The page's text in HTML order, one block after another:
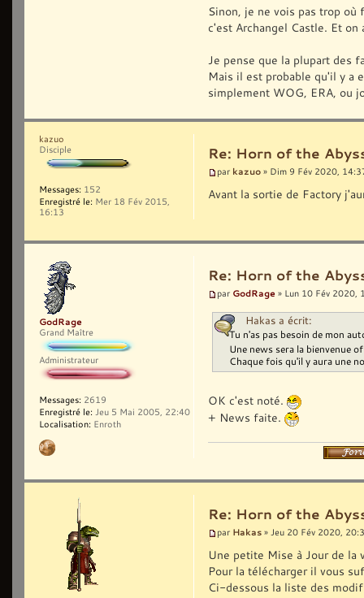
Sinon, je ne vois pas trop
c'est Archangel Castle. Et
Je pense que la plupart des
Mais il est probable qu'il y a
simplement WOG, ERA, ou
Re: Horn of the
par kazuo » Dim 9 Fév 2020,
Avant la sortie de Factory
kazuo
Disciple
Messages: 152
Enregistré le: Mer 18 Fév 2015,
16:13
Re: Horn of the
par GodRage » Lun 10 Fév 2020,
Hakas a écrit:
Tu n'as pas besoin de mon
Une news sera la bienvenue
Chaque fois qu'il y aura une
OK c'est noté.
+ News faite.
GodRage
Grand Maître
Administrateur
Messages: 2619
Enregistré le: Jeu 5 Mai 2005, 22:40
Localisation: Enroth
Re: Horn of the
par Hakas » Jeu 20 Fév 2020,
Une petite Mise à Jour de la
Pour la télécharger il vous
Ci-dessous la liste des